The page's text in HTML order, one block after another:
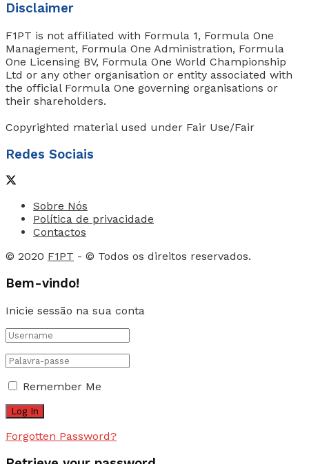
Disclaimer
F1PT is not affiliated with Formula 1, Formula One
Management, Formula One Administration, Formula
One Licensing BV, Formula One World Championship
Ltd or any other organisation or entity associated with
the official Formula One governing organisations or
their shareholders.
Copyrighted material used under Fair Use/Fair
Redes Sociais
Sobre Nós
Política de privacidade
Contactos
© 2020 F1PT - © Todos os direitos reservados.
Bem-vindo!
Inicie sessão na sua conta
Remember Me
Forgotten Password?